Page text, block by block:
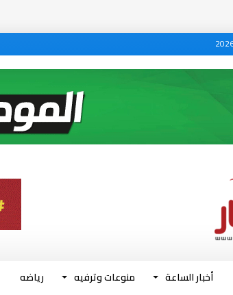
أخبار الساعة منوعات وترفيه رياضه